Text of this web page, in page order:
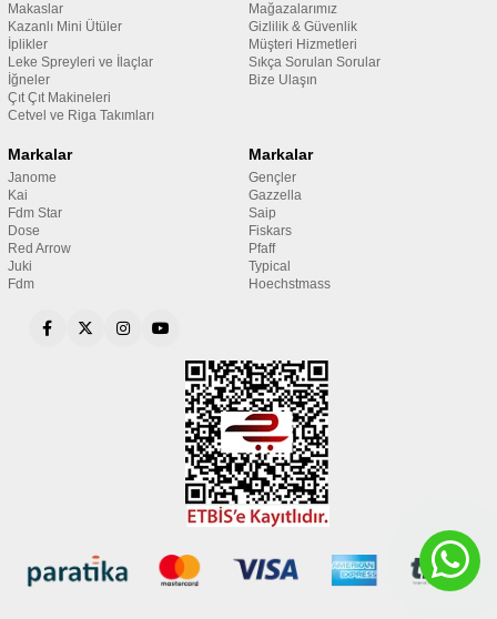
Makaslar
Kazanlı Mini Ütüler
İplikler
Leke Spreyleri ve İlaçlar
İğneler
Çıt Çıt Makineleri
Cetvel ve Riga Takımları
Mağazalarımız
Gizlilik & Güvenlik
Müşteri Hizmetleri
Sıkça Sorulan Sorular
Bize Ulaşın
Markalar
Janome
Kai
Fdm Star
Dose
Red Arrow
Juki
Fdm
Markalar
Gençler
Gazzella
Saip
Fiskars
Pfaff
Typical
Hoechstmass